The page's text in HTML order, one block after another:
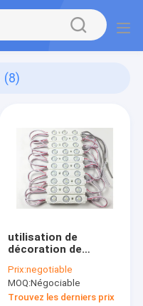
(8)
utilisation de
décoration de
de vie 50000h du
module menée par
Ip67 2835 de 150mm
Prix:negotiable
MOQ:Négociable
Trouvez les derniers prix